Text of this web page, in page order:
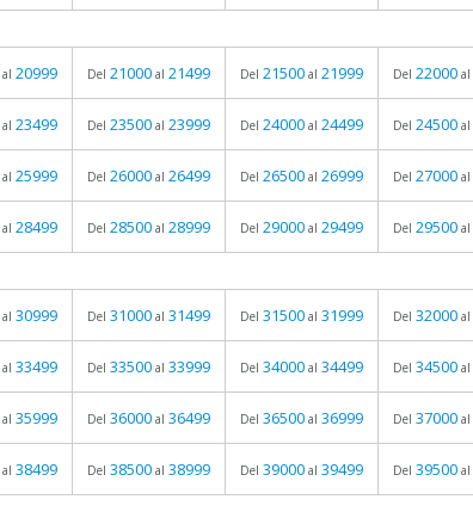
al 20999 Del 21000 al 21499 Del 21500 al 21999 Del 22000 al
al 23499 Del 23500 al 23999 Del 24000 al 24499 Del 24500 al
al 25999 Del 26000 al 26499 Del 26500 al 26999 Del 27000 al
al 28499 Del 28500 al 28999 Del 29000 al 29499 Del 29500 al
al 30999 Del 31000 al 31499 Del 31500 al 31999 Del 32000 al
al 33499 Del 33500 al 33999 Del 34000 al 34499 Del 34500 al
al 35999 Del 36000 al 36499 Del 36500 al 36999 Del 37000 al
al 38499 Del 38500 al 38999 Del 39000 al 39499 Del 39500 al